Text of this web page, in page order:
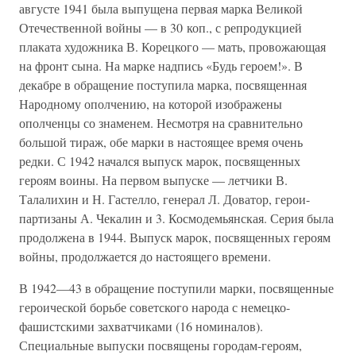
августе 1941 была выпущена первая марка Великой
Отечественной войны — в 30 коп., с репродукцией
плаката художника В. Корецкого — мать, провожающая
на фронт сына. На марке надпись «Будь героем!». В
декабре в обращение поступила марка, посвященная
Народному ополчению, на которой изображены
ополченцы со знаменем. Несмотря на сравнительно
большой тираж, обе марки в настоящее время очень
редки. С 1942 начался выпуск марок, посвященных
героям воины. На первом выпуске — летчики В.
Талалихин и Н. Гастелло, генерал Л. Доватор, герои-
партизаны А. Чекалин и 3. Космодемьянская. Серия была
продолжена в 1944. Выпуск марок, посвященных героям
войны, продолжается до настоящего времени.
В 1942—43 в обращение поступили марки, посвященные
героической борьбе советского народа с немецко-
фашистскими захватчиками (16 номиналов).
Специальные выпуски посвящены городам-героям,